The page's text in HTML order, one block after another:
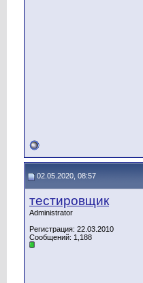
02.05.2020, 08:57
тестировщик
Administrator
Регистрация: 22.03.2010
Сообщений: 1,188